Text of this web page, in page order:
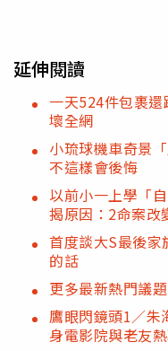
延伸閱讀
一天524件包裹
壞全網
小琉球機車奇景
不這樣會後悔
以前小一上學「
揭原因：2命案改
首度談大S最後
的話
更多最新熱門議
鷹眼閃鏡頭1／
身電影院與老友